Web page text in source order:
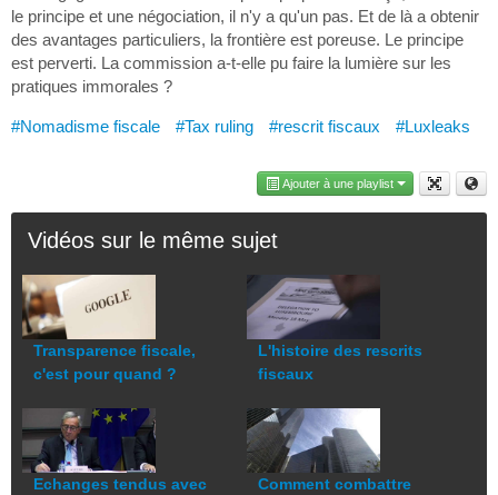
le principe et une négociation, il n'y a qu'un pas. Et de là a obtenir
des avantages particuliers, la frontière est poreuse. Le principe
est perverti. La commission a-t-elle pu faire la lumière sur les
pratiques immorales ?
#Nomadisme fiscale #Tax ruling #rescrit fiscaux #Luxleaks
Ajouter à une playlist
Vidéos sur le même sujet
Transparence fiscale,
c'est pour quand ?
Echanges tendus avec
L'histoire des rescrits
fiscaux
Comment combattre